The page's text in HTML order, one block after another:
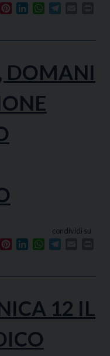
TwitterPinterestLinkedInWhatsApp
DOMANI
condividi su
TwitterPinterestLinkedInWhatsApp
12 IL